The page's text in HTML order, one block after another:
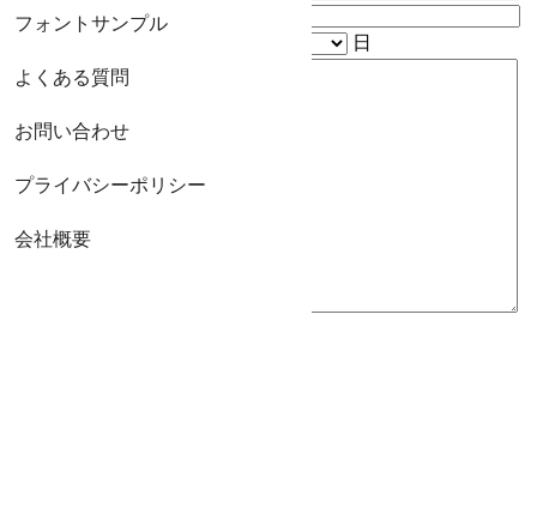
フォントサンプル
よくある質問
お問い合わせ
プライバシーポリシー
会社概要
予定数量
日
(ご意見・ご要